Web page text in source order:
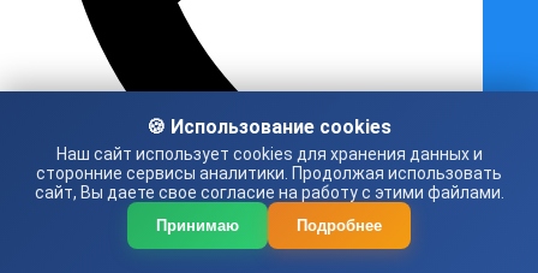
🍪 Использование cookies
Наш сайт использует cookies для хранения данных и
сторонние сервисы аналитики. Продолжая использовать
сайт, Вы даете свое согласие на работу с этими файлами.
Принимаю Подробнее